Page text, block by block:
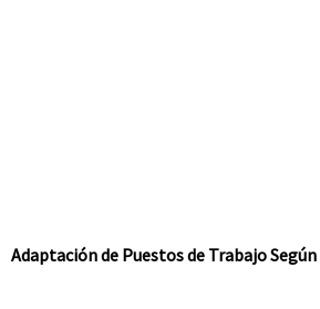
Adaptación de Puestos de Trabajo